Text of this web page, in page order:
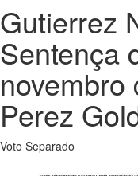
Gutierrez
Sentença
novembro
Perez
Voto Separado